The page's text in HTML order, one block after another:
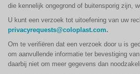
die kennelijk ongegrond of buitensporig zijn,
U kunt een verzoek tot uitoefening van uw
privacyrequests@coloplast.com.
Om te verifiëren dat een verzoek door u is
om aanvullende informatie ter bevestiging
daarbij niet om meer gegevens dan